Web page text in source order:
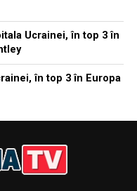
Ucrainei, în top 3 în
în top 3 în Europa